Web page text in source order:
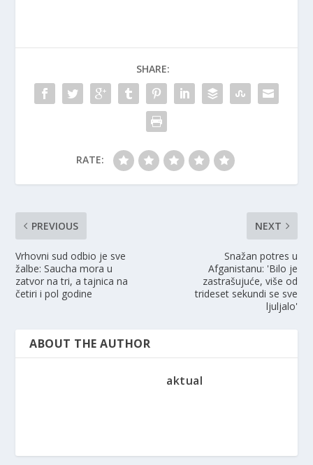
SHARE:
RATE:
PREVIOUS
Vrhovni sud odbio je sve
žalbe: Saucha mora u
zatvor na tri, a tajnica na
četiri i pol godine
NEXT
Snažan potres u
Afganistanu: 'Bilo je
zastrašujuće, više od
trideset sekundi se sve
ljuljalo'
ABOUT THE AUTHOR
aktual